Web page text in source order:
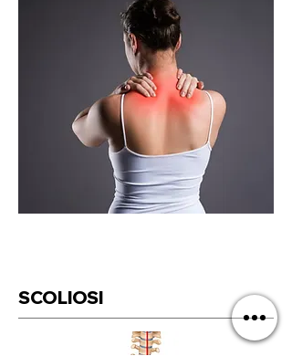
SCOLIOSI